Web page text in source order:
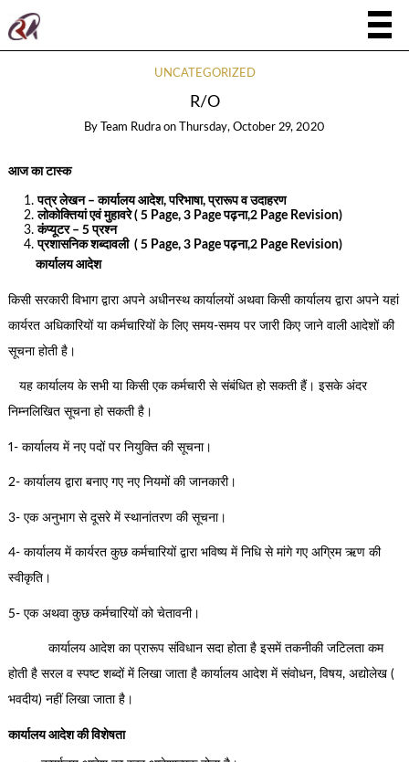
UNCATEGORIZED
R/O
By Team Rudra on Thursday, October 29, 2020
आज का टास्क
पत्र लेखन – कार्यालय आदेश, परिभाषा, प्रारूप व उदाहरण
लोकोक्तियां एवं मुहावरे ( 5 Page, 3 Page पढ़ना,2 Page Revision)
कंप्यूटर – 5 प्रश्न
प्रशासनिक शब्दावली( 5 Page, 3 Page पढ़ना,2 Page Revision)
कार्यालय आदेश
किसी सरकारी विभाग द्वारा अपने अधीनस्थ कार्यालयों अथवा किसी कार्यालय द्वारा अपने यहां
कार्यरत अधिकारियों या कर्मचारियों के लिए समय-समय पर जारी किए जाने वाली आदेशों की
सूचना होती है।
यह कार्यालय के सभी या किसी एक कर्मचारी से संबंधित हो सकती हैं। इसके अंदर
निम्नलिखित सूचना हो सकती है।
1- कार्यालय में नए पदों पर नियुक्ति की सूचना।
2- कार्यालय द्वारा बनाए गए नए नियमों की जानकारी।
3- एक अनुभाग से दूसरे में स्थानांतरण की सूचना।
4- कार्यालय में कार्यरत कुछ कर्मचारियों द्वारा भविष्य में निधि से मांगे गए अग्रिम ऋण की
स्वीकृति।
5- एक अथवा कुछ कर्मचारियों को चेतावनी।
कार्यालय आदेश का प्रारूप संविधान सदा होता है इसमें तकनीकी जटिलता कम
होती है सरल व स्पष्ट शब्दों में लिखा जाता है कार्यालय आदेश में संवोधन, विषय, अद्योलेख (
भवदीय) नहीं लिखा जाता है।
कार्यालय आदेश की विशेषता